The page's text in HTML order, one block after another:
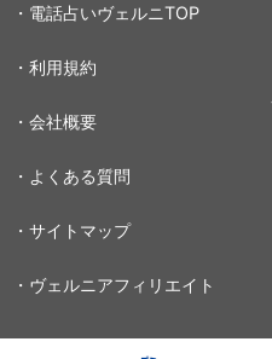
・電話占いヴェルニTOP
・利用規約
・会社概要
・よくある質問
・サイトマップ
・ヴェルニアフィリエイト